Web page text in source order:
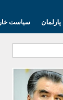
سیاست پارلمان